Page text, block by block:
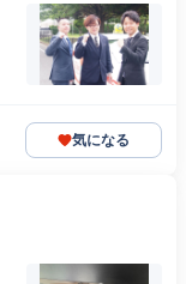
気になる